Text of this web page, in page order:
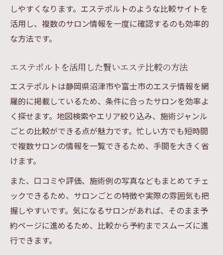
しやすくなります。エステポルトのような比較サイトを
活用し、複数のサロン情報を一度に確認するのも効率的
な方法です。
エステポルトを活用した賢いエステ比較の方法
エステポルトは静岡県沼津市や富士市のエステ情報を網
羅的に掲載しているため、条件に合ったサロンを効率よ
く探せます。地図検索やエリア絞り込み、施術ジャンル
ごとの比較ができる点が魅力です。忙しい方でも短時間
で複数サロンの情報を一覧できるため、手間を大きく省
けます。
また、口コミや評価、施術例の写真などもまとめてチェ
ックできるため、サロンごとの特徴や実際の雰囲気も把
握しやすいです。気になるサロンがあれば、そのまま予
約ページに進めるため、比較から予約までスムーズに進
行できます。